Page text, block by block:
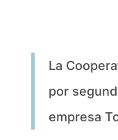
La
por
empresa